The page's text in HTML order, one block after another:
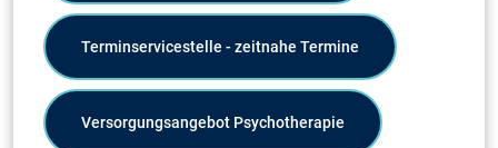
Terminservicestelle - zeitnahe Termine
Versorgungsangebot Psychotherapie